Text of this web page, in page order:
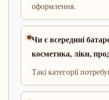
оформлення.
Чи є всередині
косметика, ліки,
Такі категорії